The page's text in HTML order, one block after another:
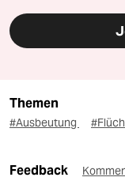
Themen
#Ausbeutung
Feedback